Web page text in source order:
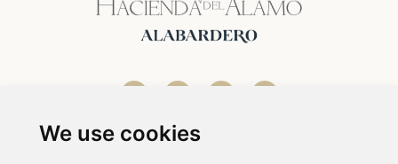
We use cookies